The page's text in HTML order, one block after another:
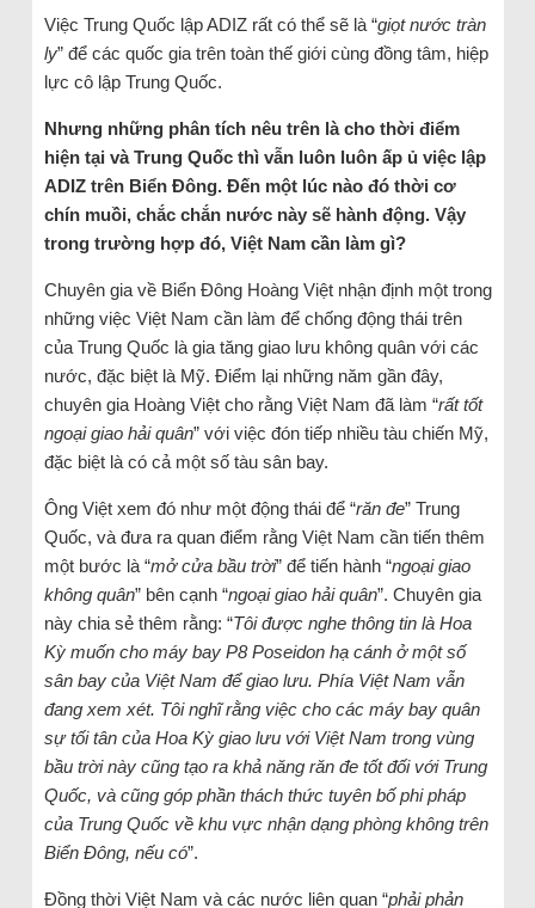
Việc Trung Quốc lập ADIZ rất có thể sẽ là “giọt nước tràn
ly” để các quốc gia trên toàn thế giới cùng đồng tâm, hiệp
lực cô lập Trung Quốc.
Nhưng những phân tích nêu trên là cho thời điểm
hiện tại và Trung Quốc thì vẫn luôn luôn ấp ủ việc lập
ADIZ trên Biển Đông. Đến một lúc nào đó thời cơ
chín muồi, chắc chắn nước này sẽ hành động. Vậy
trong trường hợp đó, Việt Nam cần làm gì?
Chuyên gia về Biển Đông Hoàng Việt nhận định một trong
những việc Việt Nam cần làm để chống động thái trên
của Trung Quốc là gia tăng giao lưu không quân với các
nước, đặc biệt là Mỹ. Điểm lại những năm gần đây,
chuyên gia Hoàng Việt cho rằng Việt Nam đã làm “rất tốt
ngoại giao hải quân” với việc đón tiếp nhiều tàu chiến Mỹ,
đặc biệt là có cả một số tàu sân bay.
Ông Việt xem đó như một động thái để “răn đe” Trung
Quốc, và đưa ra quan điểm rằng Việt Nam cần tiến thêm
một bước là “mở cửa bầu trời” để tiến hành “ngoại giao
không quân” bên cạnh “ngoại giao hải quân”. Chuyên gia
này chia sẻ thêm rằng: “Tôi được nghe thông tin là Hoa
Kỳ muốn cho máy bay P8 Poseidon hạ cánh ở một số
sân bay của Việt Nam để giao lưu. Phía Việt Nam vẫn
đang xem xét. Tôi nghĩ rằng việc cho các máy bay quân
sự tối tân của Hoa Kỳ giao lưu với Việt Nam trong vùng
bầu trời này cũng tạo ra khả năng răn đe tốt đối với Trung
Quốc, và cũng góp phần thách thức tuyên bố phi pháp
của Trung Quốc về khu vực nhận dạng phòng không trên
Biển Đông, nếu có”.
Đồng thời Việt Nam và các nước liên quan “phải phản